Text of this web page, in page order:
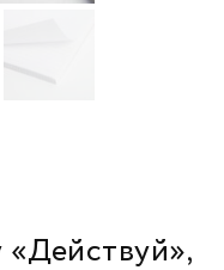
«Действуй»,